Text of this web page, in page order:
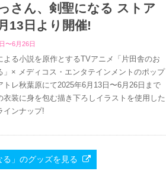
さん、剣聖になる ストア
13日より開催!
〜6月26日
よる小説を原作とするTVアニメ「片田舎のお
」× メディコス・エンタテインメントのポップ
トレ秋葉原にて2025年6月13日〜6月26日まで
衣装に身を包む描き下ろしイラストを使用した
インナップ!
」のグッズを見る